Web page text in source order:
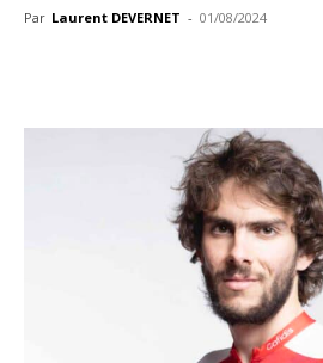
Par Laurent DEVERNET - 01/08/2024